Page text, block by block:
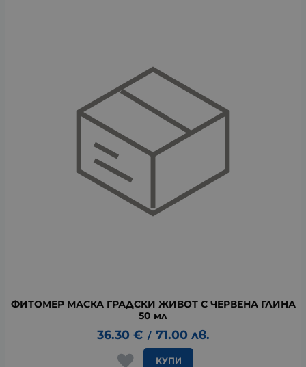
ФИТОМЕР МАСКА ГРАДСКИ ЖИВОТ С ЧЕРВЕНА ГЛИНА
50 мл
36.30 € / 71.00 лв.
КУПИ